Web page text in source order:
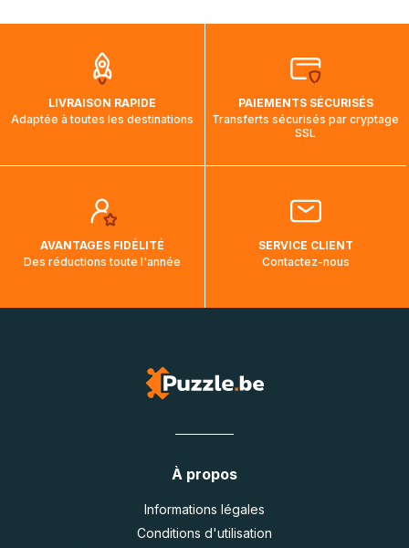
aura touché terre.
LIVRAISON RAPIDE
Adaptée à toutes les destinations
PAIEMENTS SÉCURISÉS
Transferts sécurisés par cryptage
SSL
AVANTAGES FIDÉLITÉ
Des réductions toute l'année
SERVICE CLIENT
Contactez-nous
À propos
Informations légales
Conditions d'utilisation